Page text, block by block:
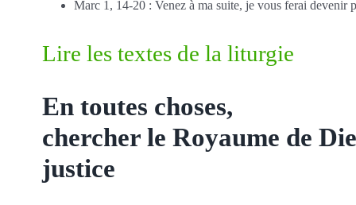
Marc 1, 14-20 : Venez à ma suite, je vous ferai devenir
Lire les textes de la liturgie
En toutes choses,
chercher le Royaume de
justice